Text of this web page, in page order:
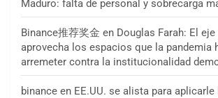
Maduro: falta de personal y sobrecarga
Binance推荐奖金 en Douglas Farah: El eje
aprovecha los espacios que la pandemia
arremeter contra la institucionalidad
binance en EE.UU. se alista para aplicarle